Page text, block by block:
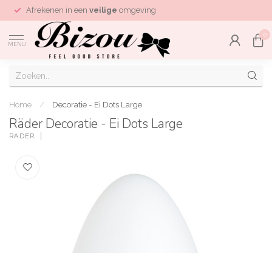
Afrekenen in een veilige omgeving
MENU
0
Home / Decoratie - Ei Dots Large
Räder Decoratie - Ei Dots Large
RÄDER